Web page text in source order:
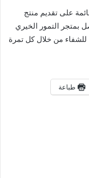
على تقديم منتج
بمتجر التمور الخيري
من خلال كل تمرة
طباعة